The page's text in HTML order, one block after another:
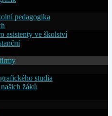
pedagogika
asistenty ve školství
studia
žáků